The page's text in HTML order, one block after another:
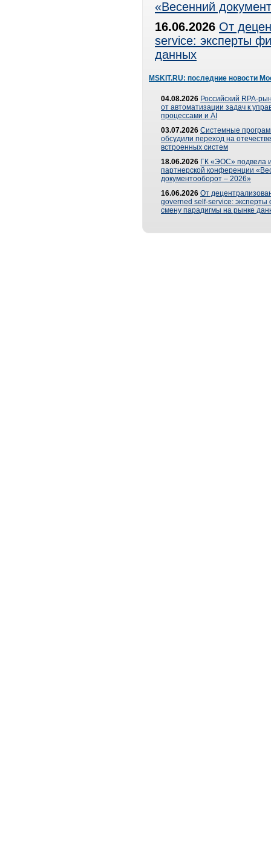
«Весенний
16.06.2026 От
service: эксперты
данных
MSKIT.RU: последние новости
04.08.2026 Российский RPA-
от автоматизации задач к
процессами и AI
03.07.2026 Системные
обсудили переход на
встроенных систем
18.06.2026 ГК «ЭОС» подвела
партнерской конференции
документооборот – 2026»
16.06.2026 От
governed self-service: эксперты
смену парадигмы на рынке